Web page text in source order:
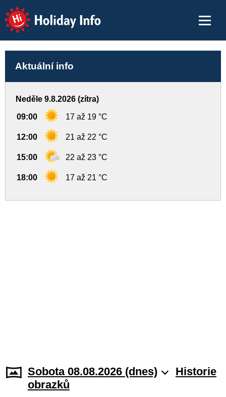
Holiday Info
Aktuální info
Neděle 9.8.2026 (zítra)
09:00 17 až 19 °C
12:00 21 až 22 °C
15:00 22 až 23 °C
18:00 17 až 21 °C
Sobota 08.08.2026 (dnes)
Historie
obrazků